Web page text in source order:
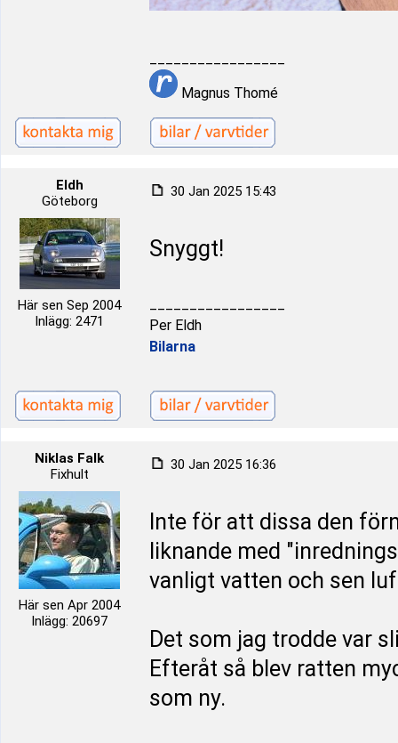
Magnus Thomé
Eldh
Göteborg
Här sen Sep 2004
Inlägg: 2471
30 Jan 2025 15:43
Snyggt!
Per Eldh
Bilarna
Niklas Falk
Fixhult
Här sen Apr 2004
Inlägg: 20697
30 Jan 2025 16:36
Inte för att dissa den
liknande med
vanligt vatten och sen
Det som jag trodde var
Efteråt så blev ratten
som ny.